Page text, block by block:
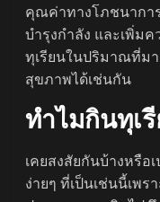
คุณค่าทางโภชนากา
บำรุงกำลัง และเพิ่ม
ทุเรียนในปริมาณที่มา
สุขภาพได้เช่นกัน
ทำไมกินทุเ
เคยสงสัยกันบ้างหรือ
ง่ายๆ ที่เป็นเช่นนี้เพร